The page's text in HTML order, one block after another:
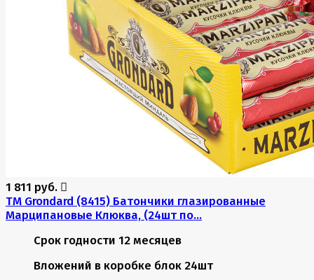
1 811 руб.
TM Grondard (8415) Батончики глазированные
Марципановые Клюква, (24шт по...
Срок годности 12 месяцев
Вложений в коробке блок 24шт